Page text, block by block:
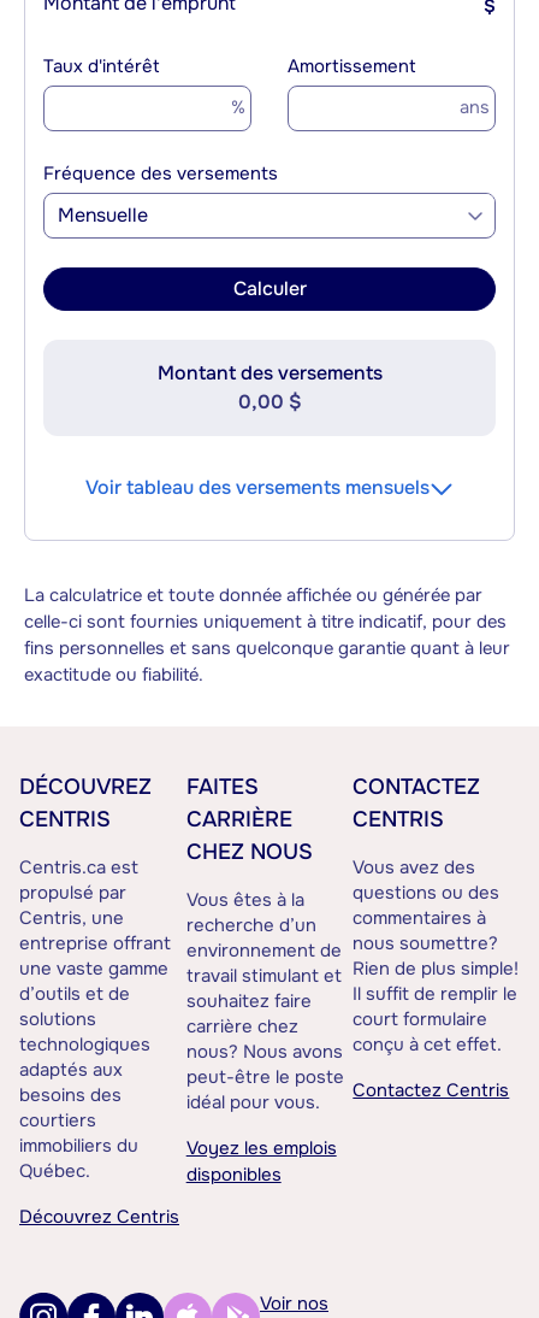
$
Taux d'intérêt
%
Amortissement
ans
Fréquence des versements
Mensuelle
Calculer
Montant des versements
0,00 $
Voir tableau des versements mensuels
La calculatrice et toute donnée affichée ou générée par
celle-ci sont fournies uniquement à titre indicatif, pour des
fins personnelles et sans quelconque garantie quant à leur
exactitude ou fiabilité.
DÉCOUVREZ
CENTRIS
Centris.ca est
propulsé par
Centris, une
entreprise offrant
une vaste gamme
d’outils et de
solutions
technologiques
adaptés aux
besoins des
courtiers
immobiliers du
Québec.
Découvrez Centris
FAITES
CARRIÈRE
CHEZ NOUS
Vous êtes à la
recherche d’un
environnement de
travail stimulant et
souhaitez faire
carrière chez
nous? Nous avons
peut-être le poste
idéal pour vous.
Voyez les emplois
disponibles
CONTACTEZ
CENTRIS
Vous avez des
questions ou des
commentaires à
nous soumettre?
Rien de plus simple!
Il suffit de remplir le
court formulaire
conçu à cet effet.
Contactez Centris
Voir nos